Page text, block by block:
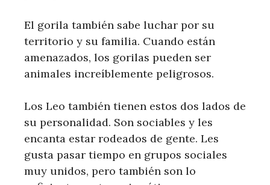
El gorila también sabe luchar por su
territorio y su familia. Cuando están
amenazados, los gorilas pueden ser
animales increíblemente peligrosos.
Los Leo también tienen estos dos lados de
su personalidad. Son sociables y les
encanta estar rodeados de gente. Les
gusta pasar tiempo en grupos sociales
muy unidos, pero también son lo